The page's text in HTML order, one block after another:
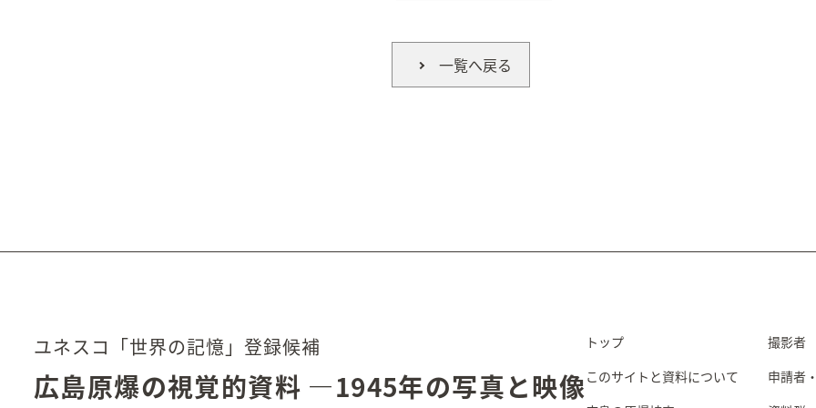
一覧へ戻る
ユネスコ「世界の記憶」登録候補
広島原爆の視覚的資料 ―1945年の写真と映像
トップ
このサイトと資料について
撮影者
申請者